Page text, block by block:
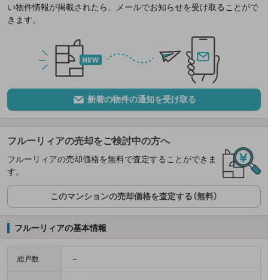
い物件情報が掲載されたら、メールでお知らせを受け取ることがで
きます。
新着の物件の通知を受け取る
フルーリィアの売却をご検討中の方へ
フルーリィアの売却価格を無料で査定することができま
す。
このマンションの売却価格を査定する（無料）
フルーリィアの基本情報
総戸数 －